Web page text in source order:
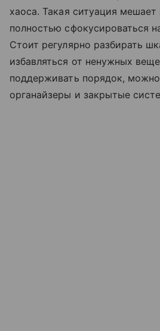
хаоса. Такая ситуация мешает
полностью сфокусироваться
Стоит регулярно разбирать
избавляться от ненужных
поддерживать порядок, можно
органайзеры и закрытые